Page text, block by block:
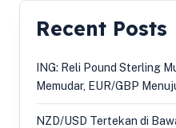
Recent Posts
ING: Reli Pound Sterling
Memudar, EUR/GBP
NZD/USD Tertekan di